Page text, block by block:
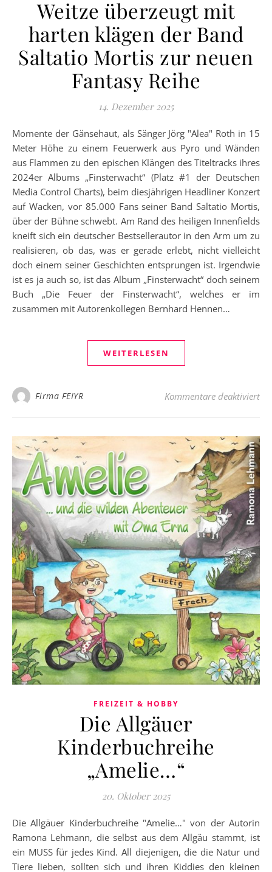
Weitze überzeugt mit
harten klägen der Band
Saltatio Mortis zur neuen
Fantasy Reihe
14. Dezember 2025
Momente der Gänsehaut, als Sänger Jörg "Alea" Roth in 15
Meter Höhe zu einem Feuerwerk aus Pyro und Wänden
aus Flammen zu den epischen Klängen des Titeltracks ihres
2024er Albums „Finsterwacht“ (Platz #1 der Deutschen
Media Control Charts), beim diesjährigen Headliner Konzert
auf Wacken, vor 85.000 Fans seiner Band Saltatio Mortis,
über der Bühne schwebt. Am Rand des heiligen Innenfields
kneift sich ein deutscher Bestsellerautor in den Arm um zu
realisieren, ob das, was er gerade erlebt, nicht vielleicht
doch einem seiner Geschichten entsprungen ist. Irgendwie
ist es ja auch so, ist das Album „Finsterwacht“ doch seinem
Buch „Die Feuer der Finsterwacht“, welches er im
zusammen mit Autorenkollegen Bernhard Hennen…
WEITERLESEN
Firma FEIYR Kommentare deaktiviertfür
FREIZEIT & HOBBY
Die Allgäuer
Kinderbuchreihe
„Amelie…“
20. Oktober 2025
Die Allgäuer Kinderbuchreihe "Amelie…" von der Autorin
Ramona Lehmann, die selbst aus dem Allgäu stammt, ist
ein MUSS für jedes Kind. All diejenigen, die die Natur und
Tiere lieben, sollten sich und ihren Kiddies den kleinen